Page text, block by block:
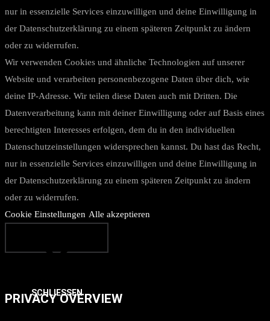
nur in essenzielle Services einzuwilligen und deine Einwilligung in
der Datenschutzerklärung zu einem späteren Zeitpunkt zu ändern
oder zu widerrufen.
Wir verwenden Cookies und ähnliche Technologien auf unserer
Website und verarbeiten personenbezogene Daten über dich, wie
deine IP-Adresse. Wir teilen diese Daten auch mit Dritten. Die
Datenverarbeitung kann mit deiner Einwilligung oder auf Basis eines
berechtigten Interesses erfolgen, dem du in den individuellen
Datenschutzeinstellungen widersprechen kannst. Du hast das Recht,
nur in essenzielle Services einzuwilligen und deine Einwilligung in
der Datenschutzerklärung zu einem späteren Zeitpunkt zu ändern
oder zu widerrufen.
Cookie Einstellungen Alle akzeptieren
SCHLIESSEN
PRIVACY OVERVIEW